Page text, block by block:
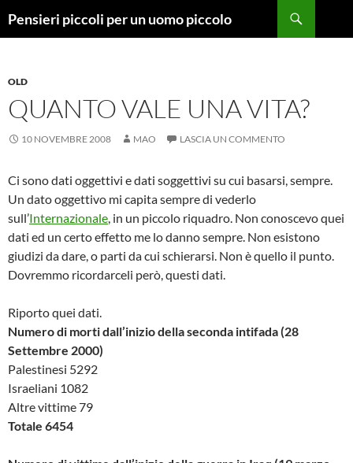
Pensieri piccoli per un uomo piccolo
OLD
QUANTO VALE UNA VITA?
10 NOVEMBRE 2008 MAO LASCIA UN COMMENTO
Ci sono dati oggettivi e dati soggettivi su cui basarsi, sempre.
Un dato oggettivo mi capita sempre di vederlo
sull’Internazionale, in un piccolo riquadro. Non conoscevo quei
dati ed un certo effetto me lo danno sempre. Non esistono
giudizi da dare, o parti da cui schierarsi. Non è quello il punto.
Dovremmo ricordarceli però, questi dati.
Riporto quei dati.
Numero di morti dall’inizio della seconda intifada (28
Settembre 2000)
Palestinesi 5292
Israeliani 1082
Altre vittime 79
Totale 6454